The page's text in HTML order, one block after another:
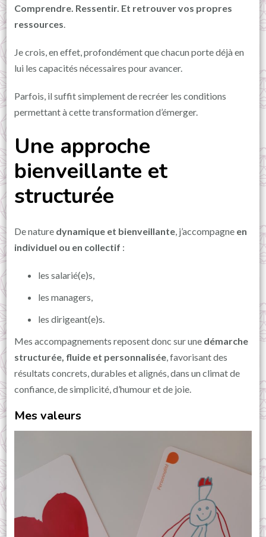
Comprendre. Ressentir. Et retrouver vos propres
ressources.
Je crois, en effet, profondément que chacun porte déjà en
lui les capacités nécessaires pour avancer.
Parfois, il suffit simplement de recréer les conditions
permettant à cette transformation d’émerger.
Une approche
bienveillante et
structurée
De nature dynamique et bienveillante, j’accompagne en
individuel ou en collectif :
les salarié(e)s,
les managers,
les dirigeant(e)s.
Mes accompagnements reposent donc sur une démarche
structurée, fluide et personnalisée, favorisant des
résultats concrets, durables et alignés, dans un climat de
confiance, de simplicité, d’humour et de joie.
Mes valeurs